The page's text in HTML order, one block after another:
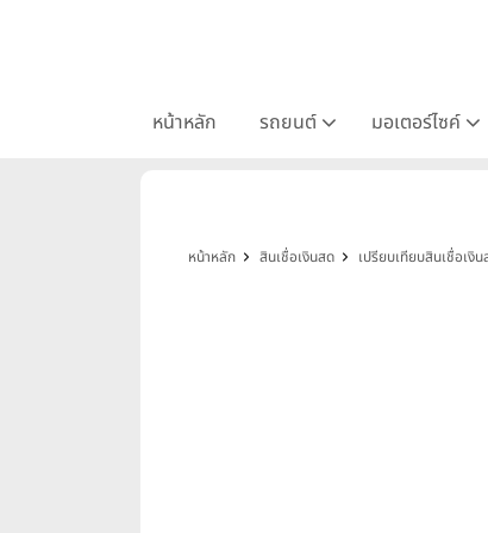
หน้าหลัก รถยนต์ มอเตอร์ไซค์
หน้าหลัก สินเชื่อเงินสด เปรียบเทียบสินเชื่อเงิ